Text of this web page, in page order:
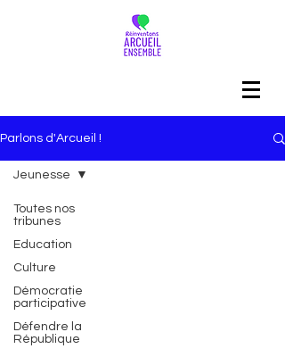
Parlons d'Arcueil !
Toutes nos
tribunes
Education
Culture
Démocratie
participative
Défendre la
République
Jeunesse